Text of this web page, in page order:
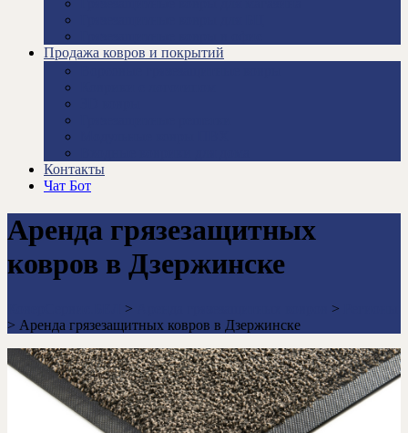
Продажа ковров и покрытий
Контакты
Чат Бот
Аренда грязезащитных
ковров в Дзержинске
> >
> Аренда грязезащитных ковров в Дзержинске